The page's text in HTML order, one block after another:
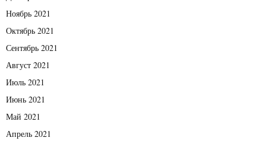
Ноябрь 2021
Октябрь 2021
Сентябрь 2021
Август 2021
Июль 2021
Июнь 2021
Май 2021
Апрель 2021